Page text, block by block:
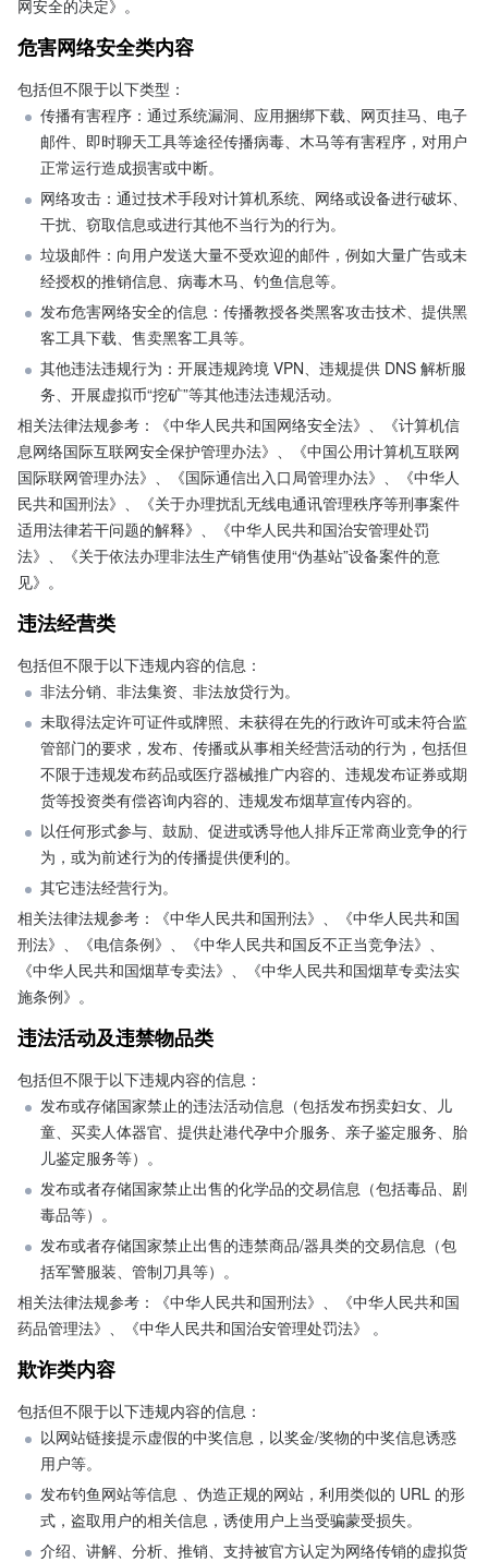
网安全的决定》。
危害网络安全类内容
包括但不限于以下类型：
传播有害程序：通过系统漏洞、应用捆绑下载、网页挂马、电子
邮件、即时聊天工具等途径传播病毒、木马等有害程序，对用户
正常运行造成损害或中断。
网络攻击：通过技术手段对计算机系统、网络或设备进行破坏、
干扰、窃取信息或进行其他不当行为的行为。
垃圾邮件：向用户发送大量不受欢迎的邮件，例如大量广告或未
经授权的推销信息、病毒木马、钓鱼信息等。
发布危害网络安全的信息：传播教授各类黑客攻击技术、提供黑
客工具下载、售卖黑客工具等。
其他违法违规行为：开展违规跨境 VPN、违规提供 DNS 解析服
务、开展虚拟币“挖矿”等其他违法违规活动。
相关法律法规参考：《中华人民共和国网络安全法》、《计算机信
息网络国际互联网安全保护管理办法》、《中国公用计算机互联网
国际联网管理办法》、《国际通信出入口局管理办法》、《中华人
民共和国刑法》、《关于办理扰乱无线电通讯管理秩序等刑事案件
适用法律若干问题的解释》、《中华人民共和国治安管理处罚
法》、《关于依法办理非法生产销售使用“伪基站”设备案件的意
见》。
违法经营类
包括但不限于以下违规内容的信息：
非法分销、非法集资、非法放贷行为。
未取得法定许可证件或牌照、未获得在先的行政许可或未符合监
管部门的要求，发布、传播或从事相关经营活动的行为，包括但
不限于违规发布药品或医疗器械推广内容的、违规发布证券或期
货等投资类有偿咨询内容的、违规发布烟草宣传内容的。
以任何形式参与、鼓励、促进或诱导他人排斥正常商业竞争的行
为，或为前述行为的传播提供便利的。
其它违法经营行为。
相关法律法规参考：《中华人民共和国刑法》、《中华人民共和国
刑法》、《电信条例》、《中华人民共和国反不正当竞争法》、
《中华人民共和国烟草专卖法》、《中华人民共和国烟草专卖法实
施条例》。
违法活动及违禁物品类
包括但不限于以下违规内容的信息：
发布或存储国家禁止的违法活动信息（包括发布拐卖妇女、儿
童、买卖人体器官、提供赴港代孕中介服务、亲子鉴定服务、胎
儿鉴定服务等）。
发布或者存储国家禁止出售的化学品的交易信息（包括毒品、剧
毒品等）。
发布或者存储国家禁止出售的违禁商品/器具类的交易信息（包
括军警服装、管制刀具等）。
相关法律法规参考：《中华人民共和国刑法》、《中华人民共和国
药品管理法》、《中华人民共和国治安管理处罚法》 。
欺诈类内容
包括但不限于以下违规内容的信息：
以网站链接提示虚假的中奖信息，以奖金/奖物的中奖信息诱惑
用户等。
发布钓鱼网站等信息 、伪造正规的网站，利用类似的 URL 的形
式，盗取用户的相关信息，诱使用户上当受骗蒙受损失。
介绍、讲解、分析、推销、支持被官方认定为网络传销的虚拟货